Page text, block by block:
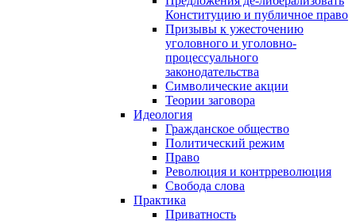
Конституцию и публичное право
Призывы к ужесточению
уголовного и уголовно-
процессуального
законодательства
Символические акции
Теории заговора
Идеология
Гражданское общество
Политический режим
Право
Революция и контрреволюция
Свобода слова
Практика
Приватность